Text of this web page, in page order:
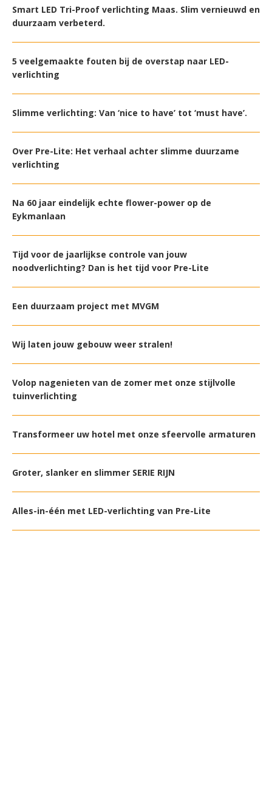
Smart LED Tri-Proof verlichting Maas. Slim vernieuwd en
duurzaam verbeterd.
5 veelgemaakte fouten bij de overstap naar LED-
verlichting
Slimme verlichting: Van ‘nice to have’ tot ‘must have’.
Over Pre-Lite: Het verhaal achter slimme duurzame
verlichting
Na 60 jaar eindelijk echte flower-power op de
Eykmanlaan
Tijd voor de jaarlijkse controle van jouw
noodverlichting? Dan is het tijd voor Pre-Lite
Een duurzaam project met MVGM
Wij laten jouw gebouw weer stralen!
Volop nagenieten van de zomer met onze stijlvolle
tuinverlichting
Transformeer uw hotel met onze sfeervolle armaturen
Groter, slanker en slimmer SERIE RIJN
Alles-in-één met LED-verlichting van Pre-Lite